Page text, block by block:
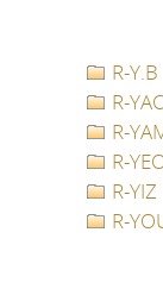
R-Y.B
R-YAC
R-
R-
R-YIZ
R-